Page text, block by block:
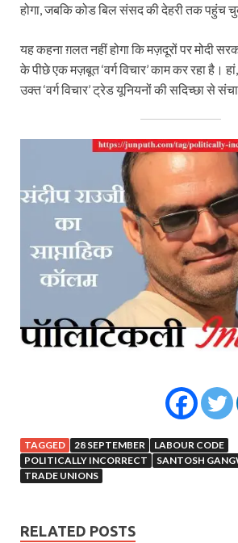
होगा, जबकि कोड बिल संसद की देहरी तक पहुंच
यह कहना ग़लत नहीं होगा कि मज़दूरों पर मोदी
के पीछे एक मज़बूत ‘वर्ग विचार’ काम कर रहा है।
उक्‍त ‘वर्ग विचार’ ट्रेड यूनियनों की सदिच्‍छा से
TAGGED 28 SEPTEMBER
LABOUR CODE
POLITICALLY INCORRECT
SANTOSH
TRADE UNIONS
RELATED POSTS